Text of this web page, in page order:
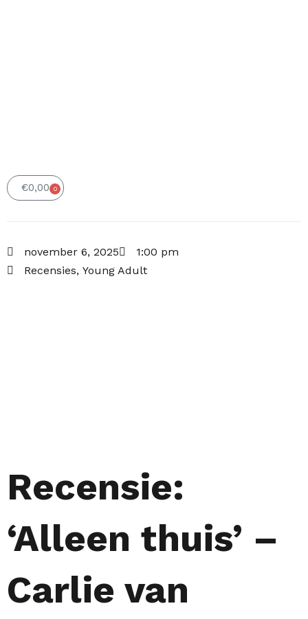
€0,00 0
Winkelwagen
november 6, 2025
1:00 pm
Recensies, Young Adult
Recensie:
‘Alleen thuis’ –
Carlie van